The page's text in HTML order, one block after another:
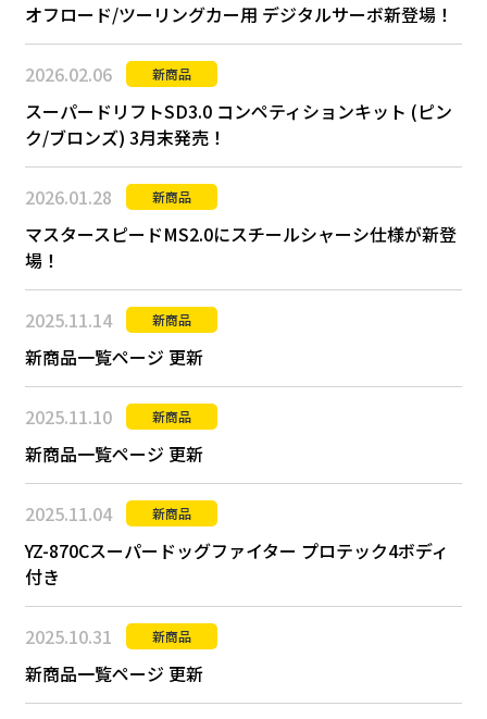
オフロード/ツーリングカー用 デジタルサーボ新登場！
2026.02.06 新商品
スーパードリフトSD3.0 コンペティションキット (ピン
ク/ブロンズ) 3月末発売！
2026.01.28 新商品
マスタースピードMS2.0にスチールシャーシ仕様が新登
場！
2025.11.14 新商品
新商品一覧ページ 更新
2025.11.10 新商品
新商品一覧ページ 更新
2025.11.04 新商品
YZ-870Cスーパードッグファイター プロテック4ボディ
付き
2025.10.31 新商品
新商品一覧ページ 更新